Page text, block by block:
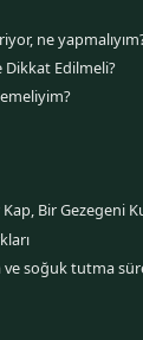
ne
Dikkat Edilmeli?
Bir Gezegeni
soğuk tutma